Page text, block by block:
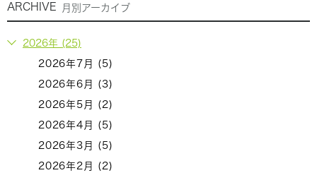
ARCHIVE 月別アーカイブ
2026年 (25)
2026年7月 (5)
2026年6月 (3)
2026年5月 (2)
2026年4月 (5)
2026年3月 (5)
2026年2月 (2)